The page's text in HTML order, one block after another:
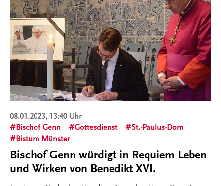
08.01.2023, 13:40 Uhr
Bischof Genn
Gottesdienst
St.-Paulus-Dom
Bistum Münster
Bischof Genn würdigt in Requiem Leben
und Wirken von Benedikt XVI.